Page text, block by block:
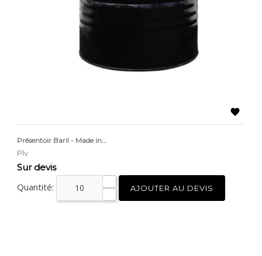

Présentoir Baril - Made in...
Plv
Prix
Sur devis
Quantité: AJOUTER AU DEVIS